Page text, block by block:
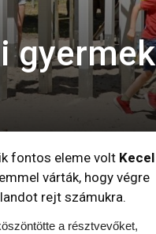
fontos eleme volt Kecel
várták, hogy végre
rejt számukra.
a résztvevőket,